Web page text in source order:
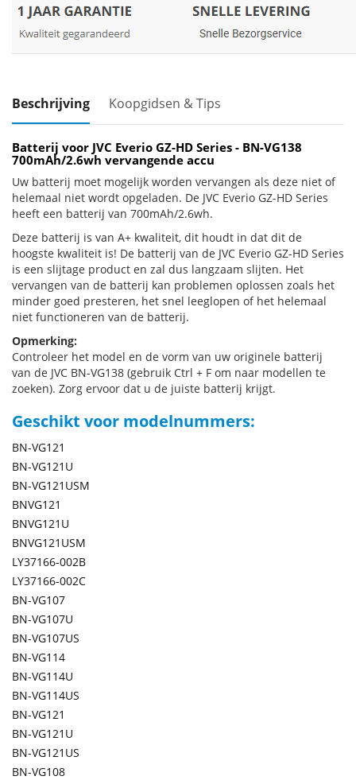
Beschrijving Koopgidsen & Tips
Batterij voor JVC Everio GZ-HD Series - BN-VG138
700mAh/2.6wh vervangende accu
Uw batterij moet mogelijk worden vervangen als deze niet of
helemaal niet wordt opgeladen. De JVC Everio GZ-HD Series
heeft een batterij van 700mAh/2.6wh.
Deze batterij is van A+ kwaliteit, dit houdt in dat dit de
hoogste kwaliteit is! De batterij van de JVC Everio GZ-HD Series
is een slijtage product en zal dus langzaam slijten. Het
vervangen van de batterij kan problemen oplossen zoals het
minder goed presteren, het snel leeglopen of het helemaal
niet functioneren van de batterij.
Opmerking:
Controleer het model en de vorm van uw originele batterij
van de JVC BN-VG138 (gebruik Ctrl + F om naar modellen te
zoeken). Zorg ervoor dat u de juiste batterij krijgt.
Geschikt voor modelnummers:
BN-VG121
BN-VG121U
BN-VG121USM
BNVG121
BNVG121U
BNVG121USM
LY37166-002B
LY37166-002C
BN-VG107
BN-VG107U
BN-VG107US
BN-VG114
BN-VG114U
BN-VG114US
BN-VG121
BN-VG121U
BN-VG121US
BN-VG108